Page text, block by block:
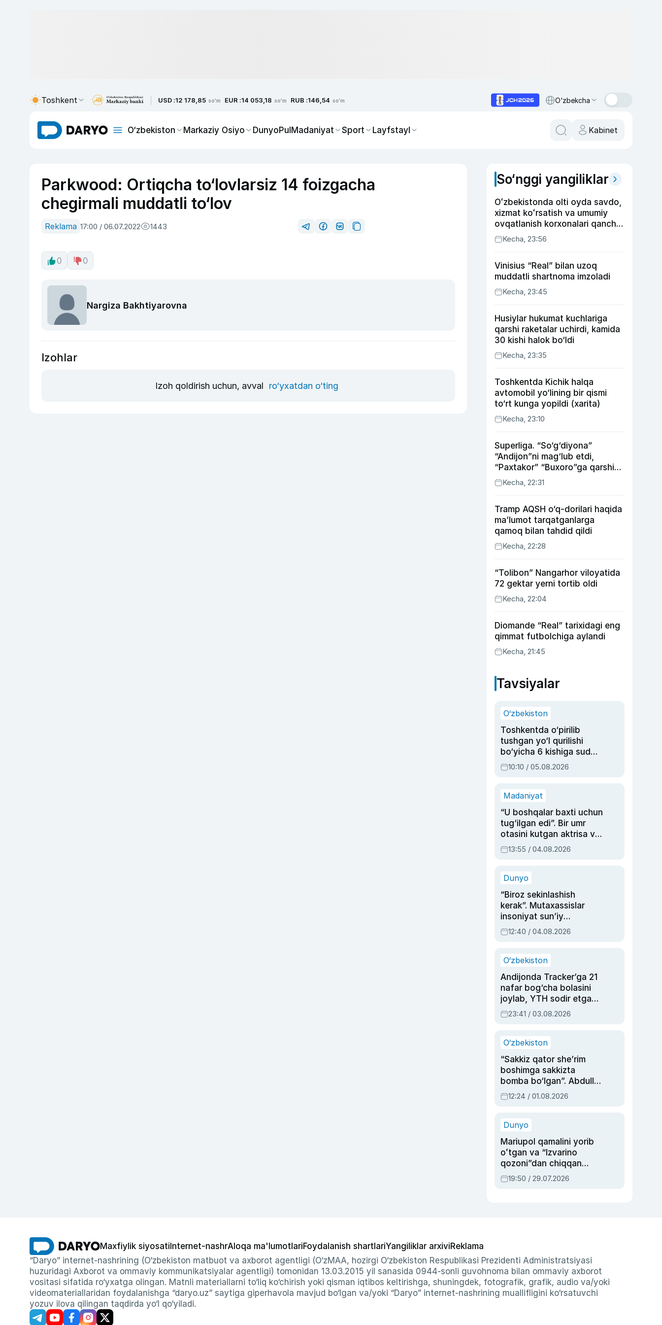
Toshkent USD :12 178,85 so'm EUR :14 053,18 so'm RUB :146,54 so'm O‘zbekcha
O‘zbekiston Markaziy Osiyo DunyoPulMadaniyat Sport Layfstayl Kabinet
Parkwood: Ortiqcha to‘lovlarsiz 14 foizgacha
chegirmali muddatli to‘lov
Reklama 17:00 / 06.07.2022 1443
0 0
Nargiza Bakhtiyarovna
Izohlar
Izoh qoldirish uchun, avval ro‘yxatdan o‘ting
So‘nggi yangiliklar
Oʻzbekistonda olti oyda savdo,
xizmat koʻrsatish va umumiy
ovqatlanish korxonalari qancha
soliq toʻlagani ochiqlandi
Kecha, 23:56
Vinisius “Real” bilan uzoq
muddatli shartnoma imzoladi
Kecha, 23:45
Husiylar hukumat kuchlariga
qarshi raketalar uchirdi, kamida
30 kishi halok bo‘ldi
Kecha, 23:35
Toshkentda Kichik halqa
avtomobil yo‘lining bir qismi
to‘rt kunga yopildi (xarita)
Kecha, 23:10
Superliga. “So‘g‘diyona”
“Andijon”ni mag‘lub etdi,
“Paxtakor” “Buxoro”ga qarshi
bahsda g‘alabani qo‘ldan
chiqardi
Kecha, 22:31
Tramp AQSH o‘q-dorilari haqida
ma’lumot tarqatganlarga
qamoq bilan tahdid qildi
Kecha, 22:28
“Tolibon” Nangarhor viloyatida
72 gektar yerni tortib oldi
Kecha, 22:04
Diomande “Real” tarixidagi eng
qimmat futbolchiga aylandi
Kecha, 21:45
Tavsiyalar
O‘zbekiston
Toshkentda o‘pirilib
tushgan yo‘l qurilishi
bo‘yicha 6 kishiga sud
hukmi o‘qildi
10:10 / 05.08.2026
Madaniyat
“U boshqalar baxti uchun
tug‘ilgan edi”. Bir umr
otasini kutgan aktrisa va
dublyaj ustasi Rimma
Ahmedovaning
13:55 / 04.08.2026
Dunyo
“Biroz sekinlashish
kerak”. Mutaxassislar
insoniyat sun’iy
intellektni boshqara
olmay qolishidan xavotir
12:40 / 04.08.2026
O‘zbekiston
Andijonda Tracker’ga 21
nafar bog‘cha bolasini
joylab, YTH sodir etgan
ayolga sud hukmi o‘qildi
23:41 / 03.08.2026
O‘zbekiston
“Sakkiz qator she’rim
boshimga sakkizta
bomba bo‘lgan”. Abdulla
Oripovni siyosiy
ayblovlardan asrab
12:24 / 01.08.2026
Dunyo
Mariupol qamalini yorib
oʻtgan va “Izvarino
qozoni”dan chiqqan
qahramon — Ukraina
armiyasi bosh
19:50 / 29.07.2026
Maxfiylik siyosati Internet-nashrAloqa ma'lumotlariFoydalanish shartlariYangiliklar arxiviReklama
“Daryo” internet-nashrining (O‘zbekiston matbuot va axborot agentligi (O‘zMAA, hozirgi O‘zbekiston Respublikasi Prezidenti Administratsiyasi
huzuridagi Axborot va ommaviy kommunikatsiyalar agentligi) tomonidan 13.03.2015 yil sanasida 0944-sonli guvohnoma bilan ommaviy axborot
vositasi sifatida ro‘yxatga olingan. Matnli materiallarni to‘liq ko‘chirish yoki qisman iqtibos keltirishga, shuningdek, fotografik, grafik, audio va/yoki
videomateriallaridan foydalanishga “daryo.uz” saytiga giperhavola mavjud bo‘lgan va/yoki “Daryo” internet-nashrining muallifligini ko‘rsatuvchi
yozuv ilova qilingan taqdirda yo‘l qo‘yiladi.